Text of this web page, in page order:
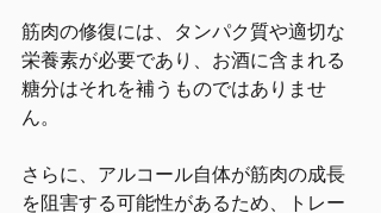
筋肉の修復には、タンパク質や適切な
栄養素が必要であり、お酒に含まれる
糖分はそれを補うものではありませ
ん。
さらに、アルコール自体が筋肉の成長
を阻害する可能性があるため、トレー